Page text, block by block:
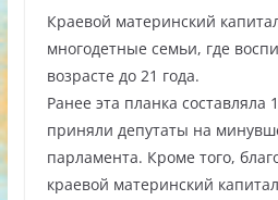
Краевой материнский
многодетные семьи, где
возрасте до 21 года.
Ранее эта планка составляла
приняли депутаты на
парламента. Кроме того,
краевой материнский